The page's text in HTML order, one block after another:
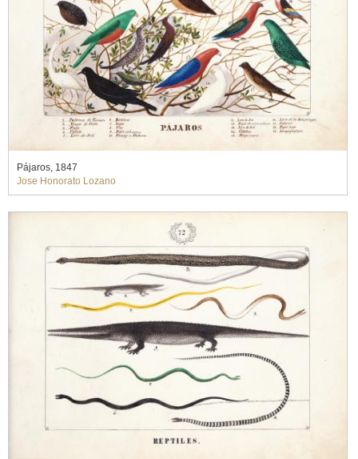
Pájaros, 1847
Jose Honorato Lozano